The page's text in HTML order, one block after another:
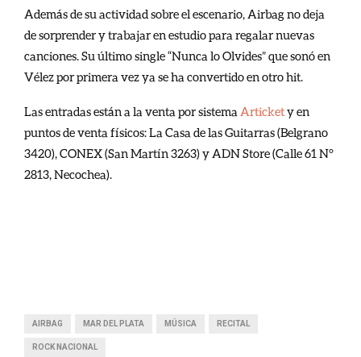
Además de su actividad sobre el escenario, Airbag no deja
de sorprender y trabajar en estudio para regalar nuevas
canciones. Su último single “Nunca lo Olvides” que sonó en
Vélez por primera vez ya se ha convertido en otro hit.
Las entradas están a la venta por sistema Artickety en
puntos de venta físicos: La Casa de las Guitarras (Belgrano
3420), CONEX (San Martín 3263) y ADN Store (Calle 61 N°
2813, Necochea).
AIRBAG MAR DEL PLATA MÚSICA RECITAL
ROCK NACIONAL